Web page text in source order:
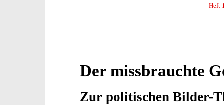
Heft
Der missbrauchte
Zur politischen Bilder-